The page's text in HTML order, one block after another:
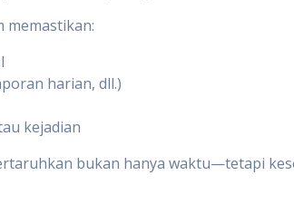
memastikan:
harian, dll.)
kejadian
bukan hanya waktu—tetapi